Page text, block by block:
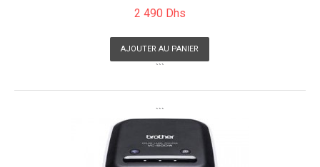
2 490 Dhs
AJOUTER AU PANIER
```
```